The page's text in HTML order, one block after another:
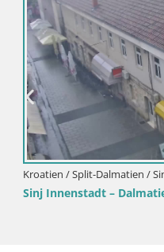
Kroatien / Split-Dalmatien / Sinj
Sinj Innenstadt – Dalmatien